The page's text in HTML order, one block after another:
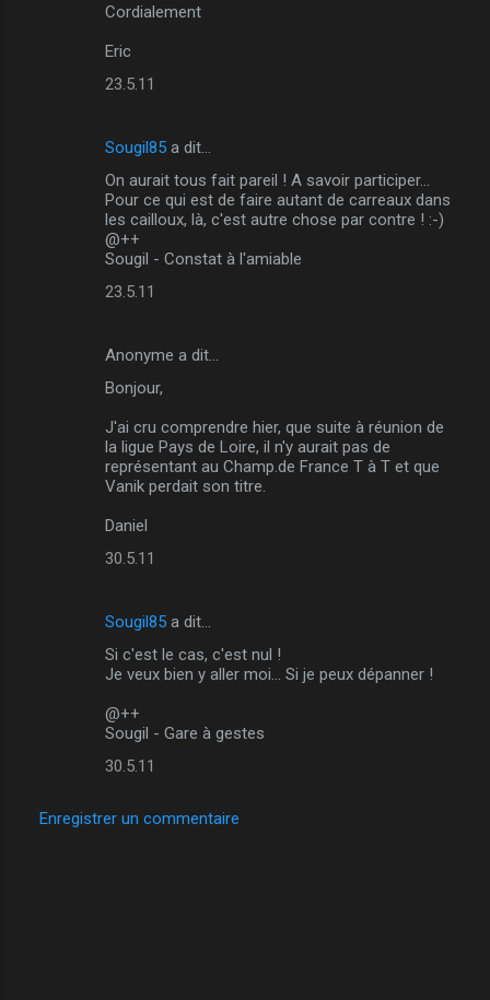
Cordialement
Eric
23.5.11
Sougil85 a dit…
On aurait tous fait pareil ! A savoir participer...
Pour ce qui est de faire autant de carreaux dans
les cailloux, là, c'est autre chose par contre ! :-)
@++
Sougil - Constat à l'amiable
23.5.11
Anonyme a dit…
Bonjour,
J'ai cru comprendre hier, que suite à réunion de
la ligue Pays de Loire, il n'y aurait pas de
représentant au Champ.de France T à T et que
Vanik perdait son titre.
Daniel
30.5.11
Sougil85 a dit…
Si c'est le cas, c'est nul !
Je veux bien y aller moi... Si je peux dépanner !
@++
Sougil - Gare à gestes
30.5.11
Enregistrer un commentaire